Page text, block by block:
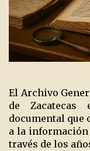
El Archivo
de
documental que
a la
través de los